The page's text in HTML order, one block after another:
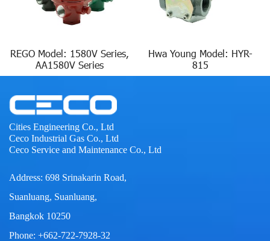
REGO Model: 1580V Series,
AA1580V Series
Hwa Young Model: HYR-
815
Cities Engineering Co., Ltd
Ceco Industrial Gas Co., Ltd
Ceco Service and Maintenance Co., Ltd
Address: 698 Srinakarin Road,
Suanluang, Suanluang,
Bangkok 10250
Phone: +662-722-7928-32